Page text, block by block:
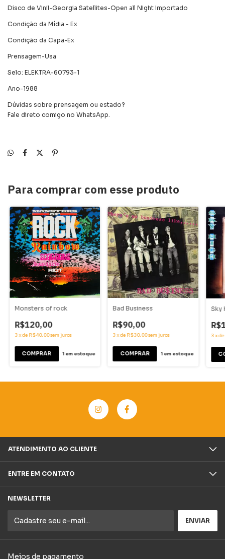
Disco de Vinil-Georgia Satellites-Open all Night Importado
Condição da Mídia - Ex
Condição da Capa-Ex
Prensagem-Usa
Selo: ELEKTRA-60793-1
Ano-1988
Dúvidas sobre prensagem ou estado?
Fale direto comigo no WhatsApp.
Para comprar com esse produto
Monsters of rock
R$120,00
3xdeR$40,00sem juros
1em estoque
Bad Business
R$90,00
3xdeR$30,00sem juros
1em estoque
Sky
3xde
ATENDIMENTO AO CLIENTE
ENTRE EM CONTATO
NEWSLETTER
Meios de pagamento